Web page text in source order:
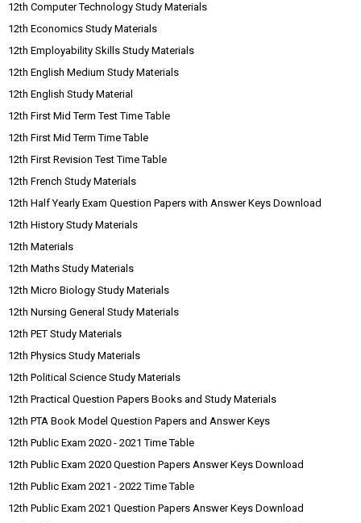
12th Computer Technology Study Materials
12th Economics Study Materials
12th Employability Skills Study Materials
12th English Medium Study Materials
12th English Study Material
12th First Mid Term Test Time Table
12th First Mid Term Time Table
12th First Revision Test Time Table
12th French Study Materials
12th Half Yearly Exam Question Papers with Answer Keys Download
12th History Study Materials
12th Materials
12th Maths Study Materials
12th Micro Biology Study Materials
12th Nursing General Study Materials
12th PET Study Materials
12th Physics Study Materials
12th Political Science Study Materials
12th Practical Question Papers Books and Study Materials
12th PTA Book Model Question Papers and Answer Keys
12th Public Exam 2020 - 2021 Time Table
12th Public Exam 2020 Question Papers Answer Keys Download
12th Public Exam 2021 - 2022 Time Table
12th Public Exam 2021 Question Papers Answer Keys Download